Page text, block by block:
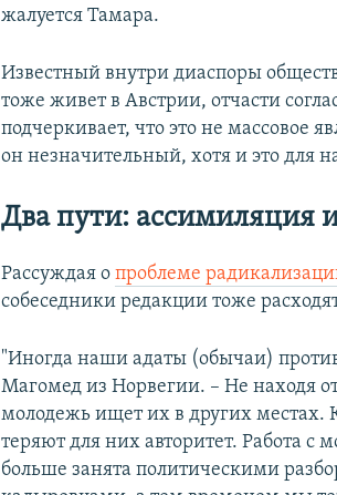
жалуется Тамара.
Известный внутри диаспоры
тоже живет в Австрии, отчасти
подчеркивает, что это не массовое
он незначительный, хотя и это для
Два пути: ассимиляция
Рассуждая опроблеме
собеседники редакции тоже
"Иногда наши адаты (обычаи)
Магомед из Норвегии. – Не находя
молодежь ищет их в других местах.
теряют для них авторитет. Работа
больше занята политическими